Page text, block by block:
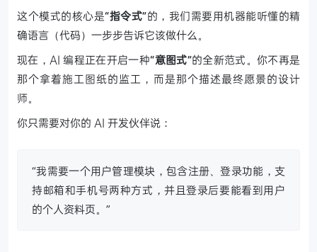
这个模式的核心是“指令式”的，我们需要用机器能听懂的精
确语言（代码）一步步告诉它该做什么。
现在，AI 编程正在开启一种“意图式”的全新范式。你不再是
那个拿着施工图纸的监工，而是那个描述最终愿景的设计
师。
你只需要对你的 AI 开发伙伴说：
“我需要一个用户管理模块，包含注册、登录功能，支
持邮箱和手机号两种方式，并且登录后要能看到用户
的个人资料页。”